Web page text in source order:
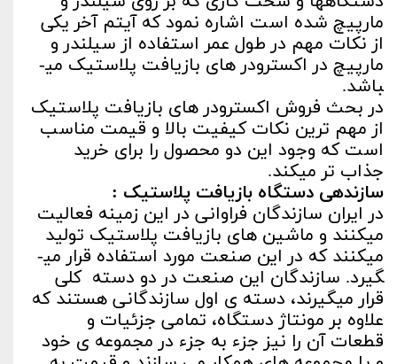
مارپیچ شده است اشاره نمود که آیتم آخر یکی
از نکات مهم در طول عمر استفاده از سیلندر و
مارپیچ در اکسترودر های بازیافت پلاستیک می­
باشد.
در بحث فروش اکسترودر های بازیافت پلاستیک
از مهم ترین نکات کیفیت بالا و قیمت مناسب
است که وجود این دو محصول را برای خرید
جذاب تر می­کند.
سازنده­ی دستگاه بازیافت پلاستیک :
در ایران سازندگان فراوانی در این زمینه فعالیت
می­کنند و ماشین های بازیافت پلاستیک تولید
می­کنند که در این صنعت مورد استفاده قرار می­
گیرد. سازندگان این صنعت در دو دسته کلی
قرار میگیرند، دسته ی اول سازندگانی هستند که
علاوه بر مونتاژ دستگاه، تمامی جزئیات و
قطعات آن را نیز جزء به جزء در مجموعه ی خود